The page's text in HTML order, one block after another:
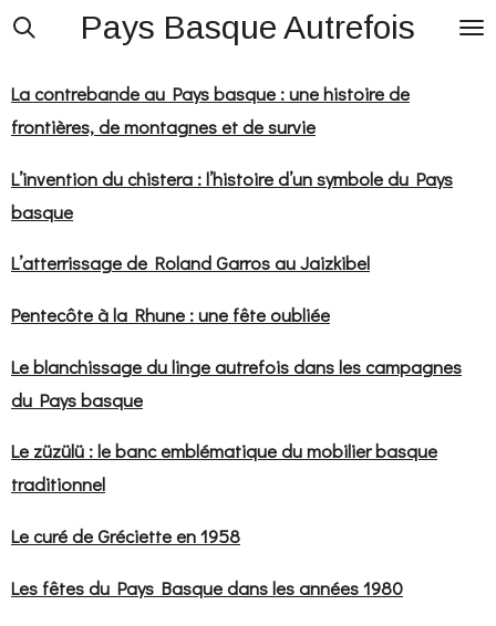
Passer
contenu
principal
Pays Basque Autrefois
La contrebande au Pays basque : une histoire de
frontières, de montagnes et de survie
L’invention du chistera : l’histoire d’un symbole du Pays
basque
L’atterrissage de Roland Garros au Jaizkibel
Pentecôte à la Rhune : une fête oubliée
Le blanchissage du linge autrefois dans les campagnes
du Pays basque
Le züzülü : le banc emblématique du mobilier basque
traditionnel
Le curé de Gréciette en 1958
Les fêtes du Pays Basque dans les années 1980